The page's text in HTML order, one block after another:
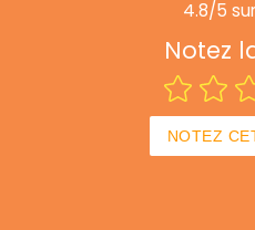
4.8/5
Notez
NOTEZ